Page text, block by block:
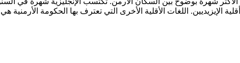
الإيزيديين. اللغات الأقلية الأخرى التي تعترف بها الحكومة الأرمنية هي